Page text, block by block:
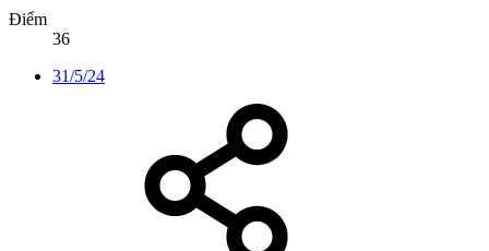
Điểm
36
31/5/24